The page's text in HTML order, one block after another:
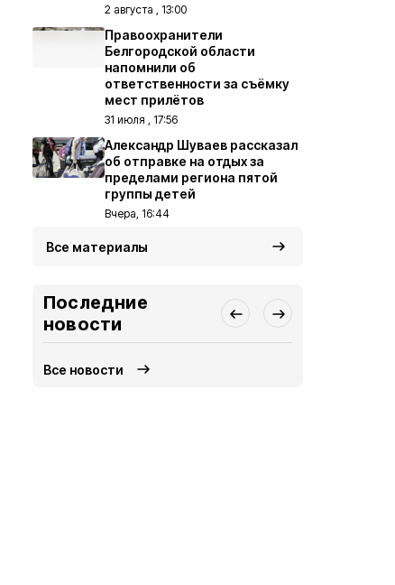
2 августа , 13:00
Правоохранители
Белгородской области
напомнили об
ответственности за съёмку
мест прилётов
31 июля , 17:56
Александр Шуваев рассказал
об отправке на отдых за
пределами региона пятой
группы детей
Вчера, 16:44
Все материалы
Последние
новости
Все новости